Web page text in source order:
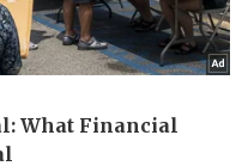
Sành điệu
Tin Công nghệ
Trải nghiệm